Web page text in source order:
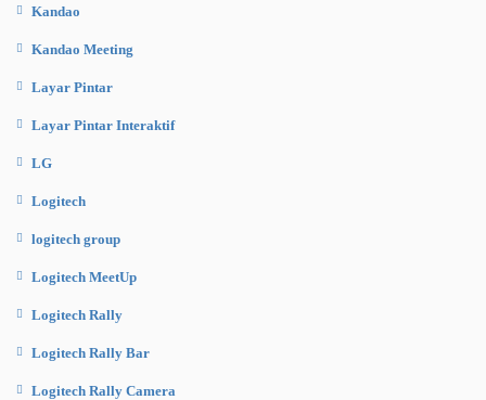
Kandao
Kandao Meeting
Layar Pintar
Layar Pintar Interaktif
LG
Logitech
logitech group
Logitech MeetUp
Logitech Rally
Logitech Rally Bar
Logitech Rally Camera